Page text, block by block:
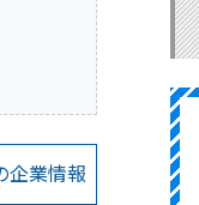
企業情報